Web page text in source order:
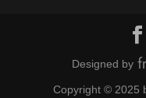
Designed by
Copyright © 2025